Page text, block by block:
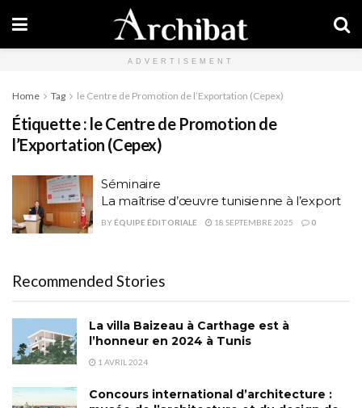
ADVERTISEMENT
Home Tag le Centre de Promotion de l’Exportation (Cepex)
Étiquette : le Centre de Promotion de
l’Exportation (Cepex)
Séminaire
La maîtrise d’œuvre tunisienne à l’export
BY ÉQUIPE ÉDITORIALE 18 SEPTEMBRE 2025 0
Recommended Stories
La villa Baizeau à Carthage est à
l’honneur en 2024 à Tunis
1 AVRIL 2024
Concours international d’architecture :